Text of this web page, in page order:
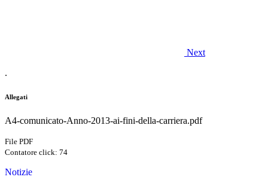
Next
.
Allegati
A4-comunicato-Anno-2013-ai-fini-della-carriera.pdf
File PDF
Contatore click: 74
Notizie